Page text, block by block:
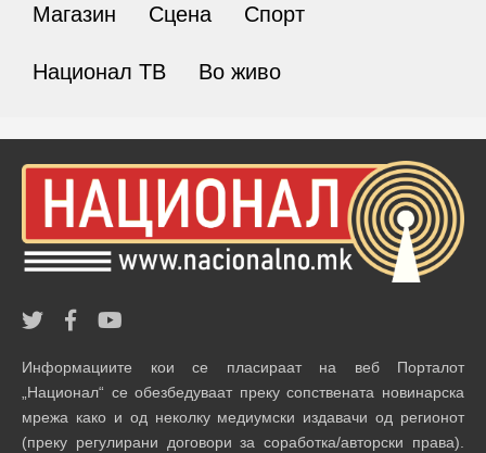
Магазин Сцена Спорт
Национал ТВ Во живо
Информациите кои се пласираат на веб Порталот
„Национал“ се обезбедуваат преку сопствената новинарска
мрежа како и од неколку медиумски издавачи од регионот
(преку регулирани договори за соработка/авторски права).